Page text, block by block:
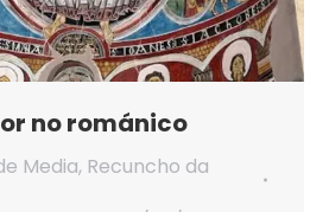
no románico
Media, Recuncho da